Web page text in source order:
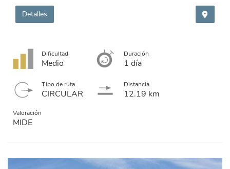
Detalles
Dificultad
Medio
Duración
1 día
Tipo de ruta
CIRCULAR
Distancia
12.19 km
Valoración
MIDE